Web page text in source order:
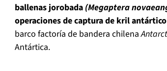
ballenas jorobada (Megaptera
operaciones de captura de kril antártico
barco factoría de bandera chilena
Antártica.